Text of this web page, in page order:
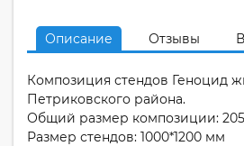
Описание Отзывы
Композиция стендов Геноцид
Петриковского района.
Общий размер композиции:
Размер стендов: 1000*1200 мм